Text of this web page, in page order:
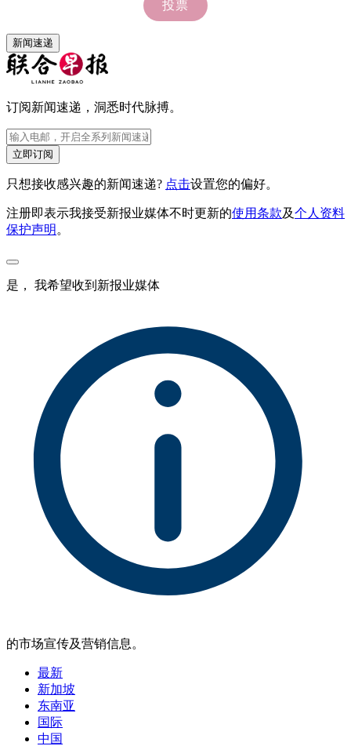
新闻速递
订阅新闻速递，洞悉时代脉搏。
立即订阅
只想接收感兴趣的新闻速递? 点击设置您的偏好。
注册即表示我接受新报业媒体不时更新的使用条款及个人资料
保护声明 。
是， 我希望收到新报业媒体
的市场宣传及营销信息。
最新
新加坡
东南亚
国际
中国